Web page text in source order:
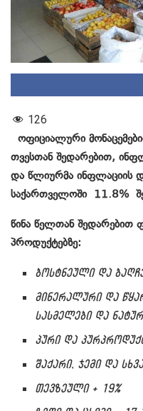
126
ოფიციალური
თვესთან შედარებით,
და წლიურმა ინფლაციის
საქართველოში 11.8%
წინა წელთან შედარებით
პროდუქტებზე:
ბოსტნეული და
მინერალური და
სასმელები და
პური და
შაქარი, ჯემი და
თევზეული + 19%